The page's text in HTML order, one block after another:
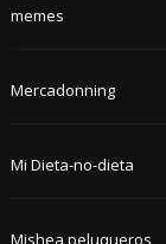
memes
Mercadonning
Mi Dieta-no-dieta
Mishea peluqueros